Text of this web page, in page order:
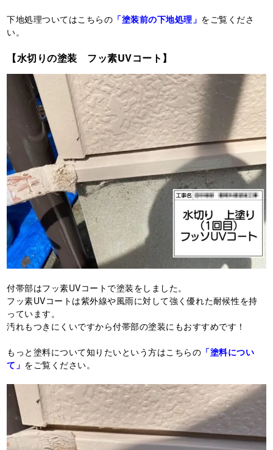
下地処理ついてはこちらの 「塗装前の下地処理」 をご覧くださ
い。
【水切りの塗装 フッ素UVコート】
付帯部はフッ素UVコートで塗装をしました。
フッ素UVコートは紫外線や風雨に対して強く優れた耐候性を持
っています。
汚れもつきにくいですから付帯部の塗装にもおすすめです！
もっと塗料について知りたいという方はこちらの 「塗料につい
て」 をご覧ください。